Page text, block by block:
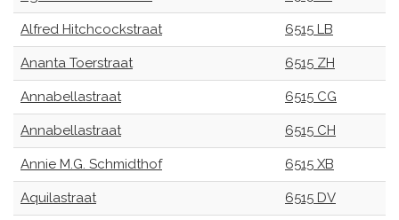
Alfred Hitchcockstraat 6515 LB
Ananta Toerstraat 6515 ZH
Annabellastraat 6515 CG
Annabellastraat 6515 CH
Annie M.G. Schmidthof 6515 XB
Aquilastraat 6515 DV